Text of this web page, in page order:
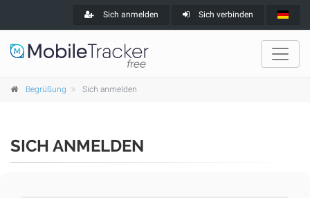
Sich anmelden Sich verbinden
Begrüßung Sich anmelden
SICH ANMELDEN